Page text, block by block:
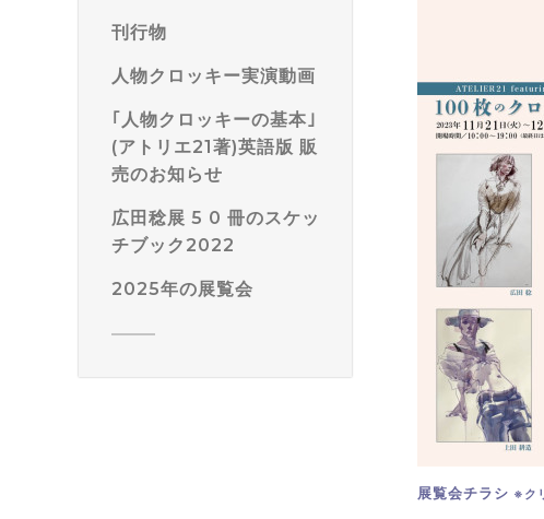
刊行物
人物クロッキー実演動画
｢人物クロッキーの基本｣
(アトリエ21著)英語版 販
売のお知らせ
広田稔展 5 0 冊のスケッ
チブック2022
2025年の展覧会
展覧会チラシ ※ク